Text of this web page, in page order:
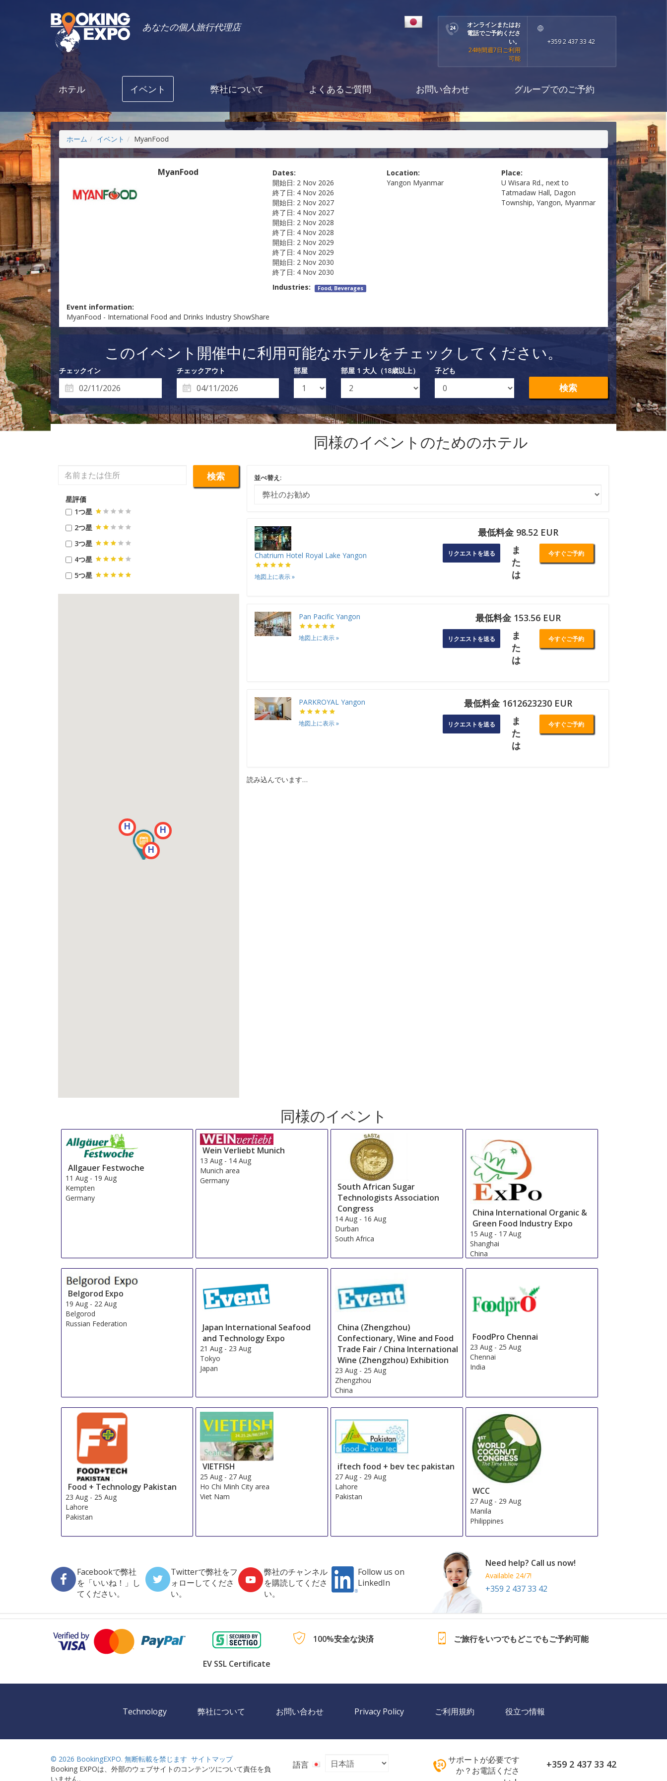
あなたの個人旅行代理店
オンラインまたはお
電話でご予約くださ
い。
24時間週7日ご利用
可能
+359 2 437 33 42
ホテル イベント 弊社について よくあるご質問 お問い合わせ グループでのご予約
ホーム イベント MyanFood
MyanFood
Dates:
開始日: 2 Nov 2026
終了日: 4 Nov 2026
開始日: 2 Nov 2027
終了日: 4 Nov 2027
開始日: 2 Nov 2028
終了日: 4 Nov 2028
開始日: 2 Nov 2029
終了日: 4 Nov 2029
開始日: 2 Nov 2030
終了日: 4 Nov 2030
Location:
Yangon Myanmar
Place:
U Wisara Rd., next to
Tatmadaw Hall, Dagon
Township, Yangon, Myanmar
Industries: Food, Beverages
Event information:
MyanFood - International Food and Drinks Industry ShowShare
このイベント開催中に利用可能なホテルをチェックしてください。
チェックイン チェックアウト 部屋 部屋 1 大人（18歳以上） 子ども
検索
同様のイベントのためのホテル
検索
星評価
1つ星
2つ星
3つ星
4つ星
5つ星
H
H
H
並べ替え:
Chatrium Hotel Royal Lake Yangon
地図上に表示»
最低料金 98.52 EUR
リクエストを送る
ま
た
は
今すぐご予約
Pan Pacific Yangon
地図上に表示»
最低料金 153.56 EUR
リクエストを送る
ま
た
は
今すぐご予約
PARKROYAL Yangon
地図上に表示»
最低料金 1612623230 EUR
リクエストを送る
ま
た
は
今すぐご予約
読み込んでいます…
同様のイベント
Allgauer Festwoche
11 Aug- 19 Aug
Kempten
Germany
Wein Verliebt Munich
13 Aug - 14 Aug
Munich area
Germany
South African Sugar
Technologists Association
Congress
14 Aug - 16 Aug
Durban
South Africa
China International Organic &
Green Food Industry Expo
15 Aug - 17 Aug
Shanghai
China
Belgorod Expo
19 Aug- 22 Aug
Belgorod
Russian Federation
Japan International Seafood
and Technology Expo
21 Aug - 23 Aug
Tokyo
Japan
China (Zhengzhou)
Confectionary, Wine and Food
Trade Fair / China International
Wine (Zhengzhou) Exhibition
23 Aug - 25 Aug
Zhengzhou
China
FoodPro Chennai
23 Aug - 25 Aug
Chennai
India
Food + Technology Pakistan
23 Aug- 25 Aug
Lahore
Pakistan
VIETFISH
25 Aug - 27 Aug
Ho Chi Minh City area
Viet Nam
iftech food + bev tec pakistan
27 Aug - 29 Aug
Lahore
Pakistan
WCC
27 Aug - 29 Aug
Manila
Philippines
Facebookで弊社
を「いいね！」し
てください。
Twitterで弊社をフ
ォローしてくださ
い。
弊社のチャンネル
を購読してくださ
い。
Follow us on
LinkedIn
Need help? Call us now!
Available 24/7!
+359 2 437 33 42
EV SSL Certificate
100%安全な決済 ご旅行をいつでもどこでもご予約可能
Technology 弊社について お問い合わせ Privacy Policy ご利用規約 役立つ情報
© 2026 BookingEXPO. 無断転載を禁じます サイトマップ
Booking EXPOは、外部のウェブサイトのコンテンツについて責任を負
いません。
語言
サポートが必要です
か？お電話くださ
+359 2 437 33 42